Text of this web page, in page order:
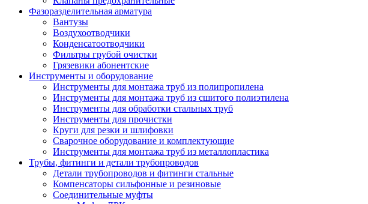
Фазоразделительная арматура
Вантузы
Воздухоотводчики
Конденсатоотводчики
Фильтры грубой очистки
Грязевики абонентские
Инструменты и оборудование
Инструменты для монтажа труб из полипропилена
Инструменты для монтажа труб из сшитого полиэтилена
Инструменты для обработки стальных труб
Инструменты для прочистки
Круги для резки и шлифовки
Сварочное оборудование и комплектующие
Инструменты для монтажа труб из металлопластика
Трубы, фитинги и детали трубопроводов
Детали трубопроводов и фитинги стальные
Компенсаторы сильфонные и резиновые
Соединительные муфты